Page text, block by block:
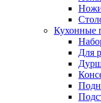
Кухонные
Для